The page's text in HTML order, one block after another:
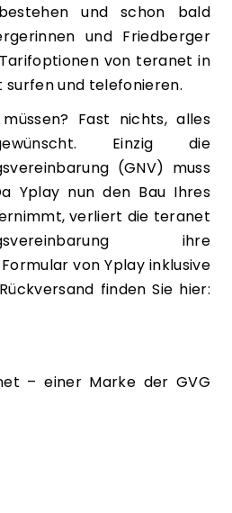
und schon bald
und Friedberger
von teranet in
surfen und telefonieren.
Fast nichts, alles
Einzig die
(GNV) muss
Yplay nun den Bau Ihres
verliert die teranet
ihre
von Yplay inklusive
finden Sie hier:
– einer Marke der GVG